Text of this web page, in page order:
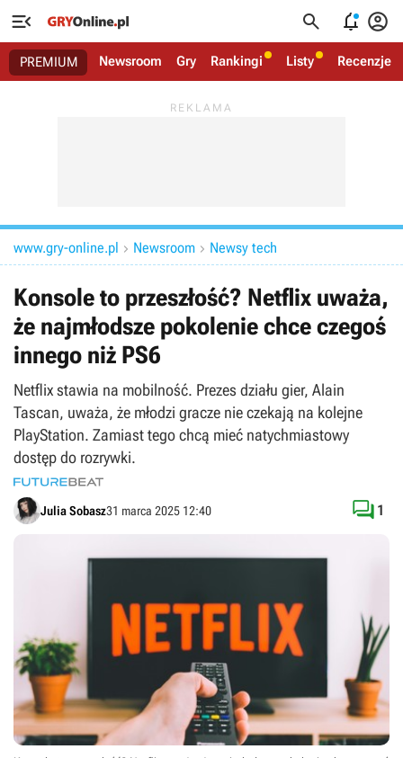
   
PREMIUM Newsroom Gry Rankingi Listy Recenzje
www.gry-online.pl  Newsroom  Newsy tech
Konsole to przeszłość? Netflix uważa,
że najmłodsze pokolenie chce czegoś
innego niż PS6
Netflix stawia na mobilność. Prezes działu gier, Alain
Tascan, uważa, że młodzi gracze nie czekają na kolejne
PlayStation. Zamiast tego chcą mieć natychmiastowy
dostęp do rozrywki.
Julia Sobasz31 marca 2025 12:40  1